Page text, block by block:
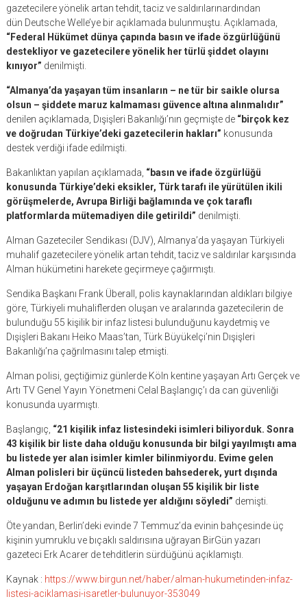
gazetecilere yönelik artan tehdit, taciz ve saldırılarınardından
dün Deutsche Welle’ye bir açıklamada bulunmuştu. Açıklamada,
“Federal Hükümet dünya çapında basın ve ifade özgürlüğünü
destekliyor ve gazetecilere yönelik her türlü şiddet olayını
kınıyor” denilmişti.
“Almanya’da yaşayan tüm insanların – ne tür bir saikle olursa
olsun – şiddete maruz kalmaması güvence altına alınmalıdır”
denilen açıklamada, Dışişleri Bakanlığı’nın geçmişte de “birçok kez
ve doğrudan Türkiye’deki gazetecilerin hakları” konusunda
destek verdiği ifade edilmişti.
Bakanlıktan yapılan açıklamada, “basın ve ifade özgürlüğü
konusunda Türkiye’deki eksikler, Türk tarafı ile yürütülen ikili
görüşmelerde, Avrupa Birliği bağlamında ve çok taraflı
platformlarda mütemadiyen dile getirildi” denilmişti.
Alman Gazeteciler Sendikası (DJV), Almanya’da yaşayan Türkiyeli
muhalif gazetecilere yönelik artan tehdit, taciz ve saldırılar karşısında
Alman hükümetini harekete geçirmeye çağırmıştı.
Sendika Başkanı Frank Überall, polis kaynaklarından aldıkları bilgiye
göre, Türkiyeli muhaliflerden oluşan ve aralarında gazetecilerin de
bulunduğu 55 kişilik bir infaz listesi bulunduğunu kaydetmiş ve
Dışişleri Bakanı Heiko Maas’tan, Türk Büyükelçi’nin Dışişleri
Bakanlığı’na çağrılmasını talep etmişti.
Alman polisi, geçtiğimiz günlerde Köln kentine yaşayan Artı Gerçek ve
Artı TV Genel Yayın Yönetmeni Celal Başlangıç’ı da can güvenliği
konusunda uyarmıştı.
Başlangıç, “21 kişilik infaz listesindeki isimleri biliyorduk. Sonra
43 kişilik bir liste daha olduğu konusunda bir bilgi yayılmıştı ama
bu listede yer alan isimler kimler bilinmiyordu. Evime gelen
Alman polisleri bir üçüncü listeden bahsederek, yurt dışında
yaşayan Erdoğan karşıtlarından oluşan 55 kişilik bir liste
olduğunu ve adımın bu listede yer aldığını söyledi” demişti.
Öte yandan, Berlin’deki evinde 7 Temmuz’da evinin bahçesinde üç
kişinin yumruklu ve bıçaklı saldırısına uğrayan BirGün yazarı
gazeteci Erk Acarer de tehditlerin sürdüğünü açıklamıştı.
Kaynak : https://www.birgun.net/haber/alman-hukumetinden-infaz-
listesi-aciklamasi-isaretler-bulunuyor-353049